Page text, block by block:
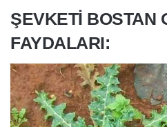
ŞEVKETI BOSTAN
FAYDALARI: